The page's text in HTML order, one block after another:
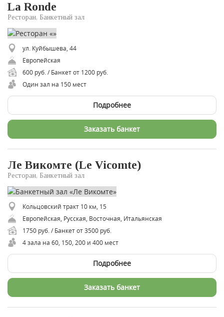
La Ronde
Ресторан, Банкетный зал
ул. Куйбышева, 44
Европейская
600 руб. / Банкет от 1200 руб.
Один зал на 150 мест
Подробнее
Заказать банкет
Ле Викомте (Le Vicomte)
Ресторан, Банкетный зал
Кольцовский тракт 10 км, 15
Европейская, Русская, Восточная, Итальянская
1750 руб. / Банкет от 3500 руб.
4 зала на 60, 150, 200 и 400 мест
Подробнее
Заказать банкет